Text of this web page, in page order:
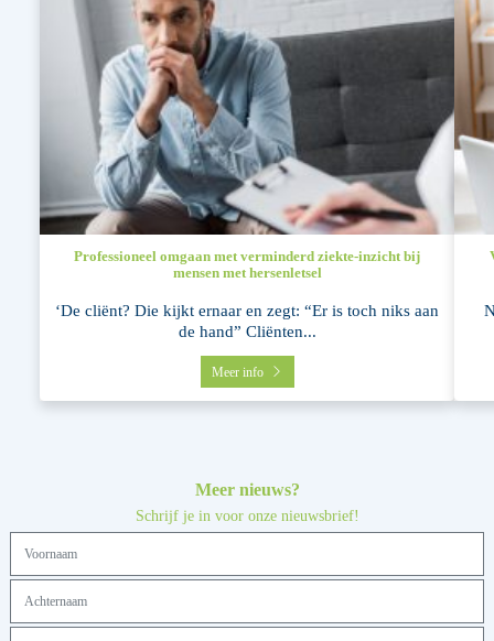
Professioneel omgaan met verminderd ziekte-inzicht bij
mensen met hersenletsel
‘De cliënt? Die kijkt ernaar en zegt: “Er is toch niks aan
de hand” Cliënten...
Meer info
Meer nieuws?
Schrijf je in voor onze nieuwsbrief!